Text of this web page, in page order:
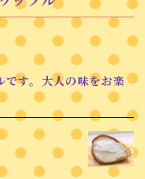
です。大人の味をお楽